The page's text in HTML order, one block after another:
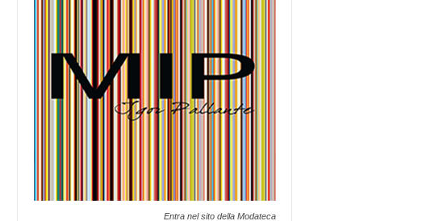
Entra nel sito della Modateca